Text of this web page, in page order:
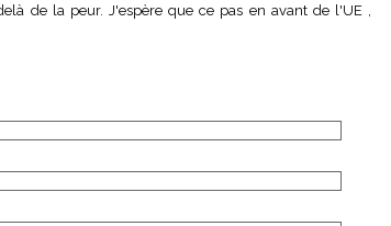
de la peur. J'espère que ce pas en avant de l'UE ,